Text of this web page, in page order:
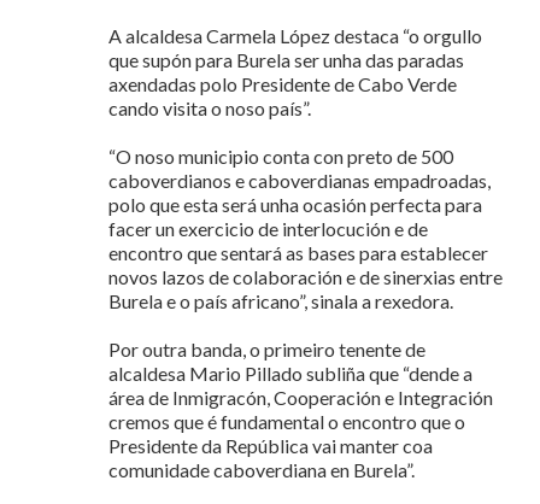
A alcaldesa Carmela López destaca “o orgullo
que supón para Burela ser unha das paradas
axendadas polo Presidente de Cabo Verde
cando visita o noso país”.
“O noso municipio conta con preto de 500
caboverdianos e caboverdianas empadroadas,
polo que esta será unha ocasión perfecta para
facer un exercicio de interlocución e de
encontro que sentará as bases para establecer
novos lazos de colaboración e de sinerxias entre
Burela e o país africano”, sinala a rexedora.
Por outra banda, o primeiro tenente de
alcaldesa Mario Pillado subliña que “dende a
área de Inmigracón, Cooperación e Integración
cremos que é fundamental o encontro que o
Presidente da República vai manter coa
comunidade caboverdiana en Burela”.